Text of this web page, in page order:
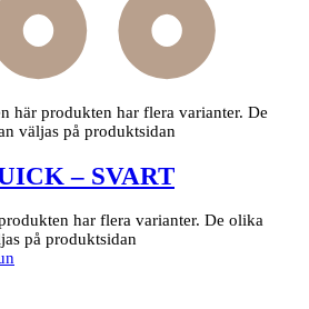
här produkten har flera varianter. De
väljas på produktsidan
– SVART
har flera varianter. De olika
på produktsidan